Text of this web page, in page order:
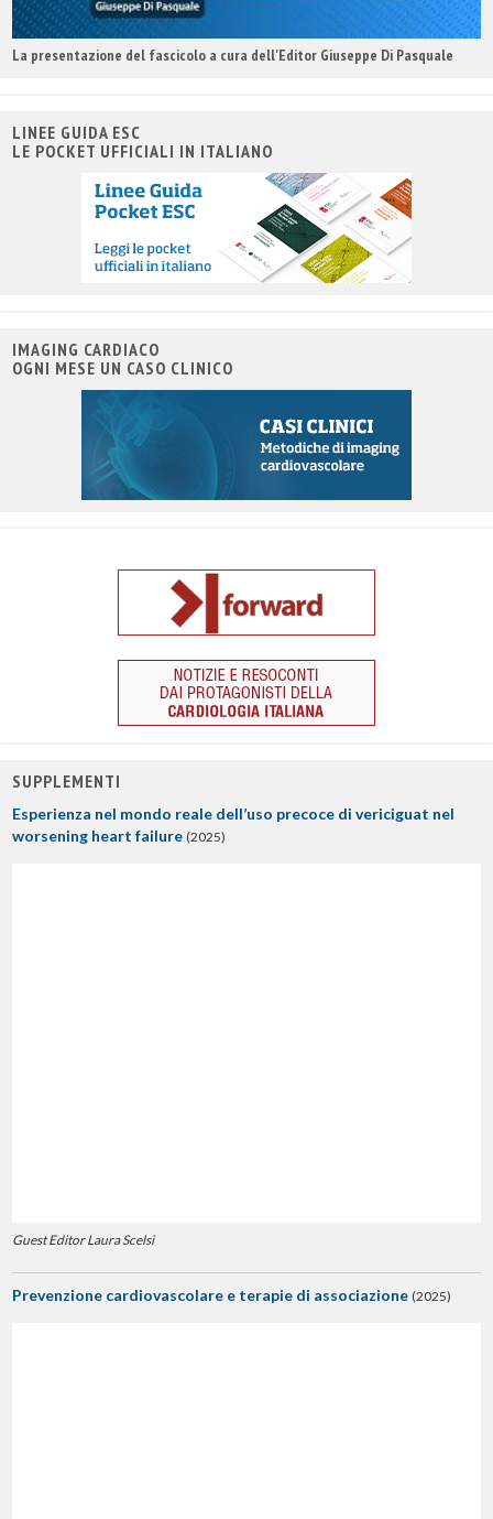
La presentazione del fascicolo a cura dell'Editor Giuseppe Di Pasquale
LINEE GUIDA ESC
LE POCKET UFFICIALI IN ITALIANO
IMAGING CARDIACO
OGNI MESE UN CASO CLINICO
SUPPLEMENTI
Esperienza nel mondo reale dell’uso precoce di vericiguat nel
worsening heart failure (2025)
Guest Editor Laura Scelsi
Prevenzione cardiovascolare e terapie di associazione (2025)